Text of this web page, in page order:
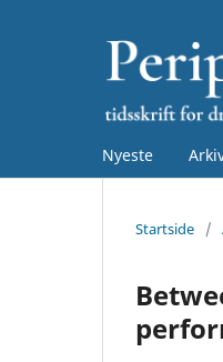
Nyeste
Startside /